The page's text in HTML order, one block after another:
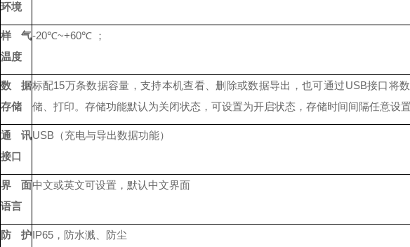
环境
样气
温度
-20℃~+60℃ ；
数据
存储
标配15万条数据容量，支持本机查看、删除或数据导出，也可通过USB接口将
储、打印。存储功能默认为关闭状态，可设置为开启状态，存储时间间隔任意设置
通讯
接口
USB（充电与导出数据功能）
界面
语言
中文或英文可设置，默认中文界面
防护IP65，防水溅、防尘